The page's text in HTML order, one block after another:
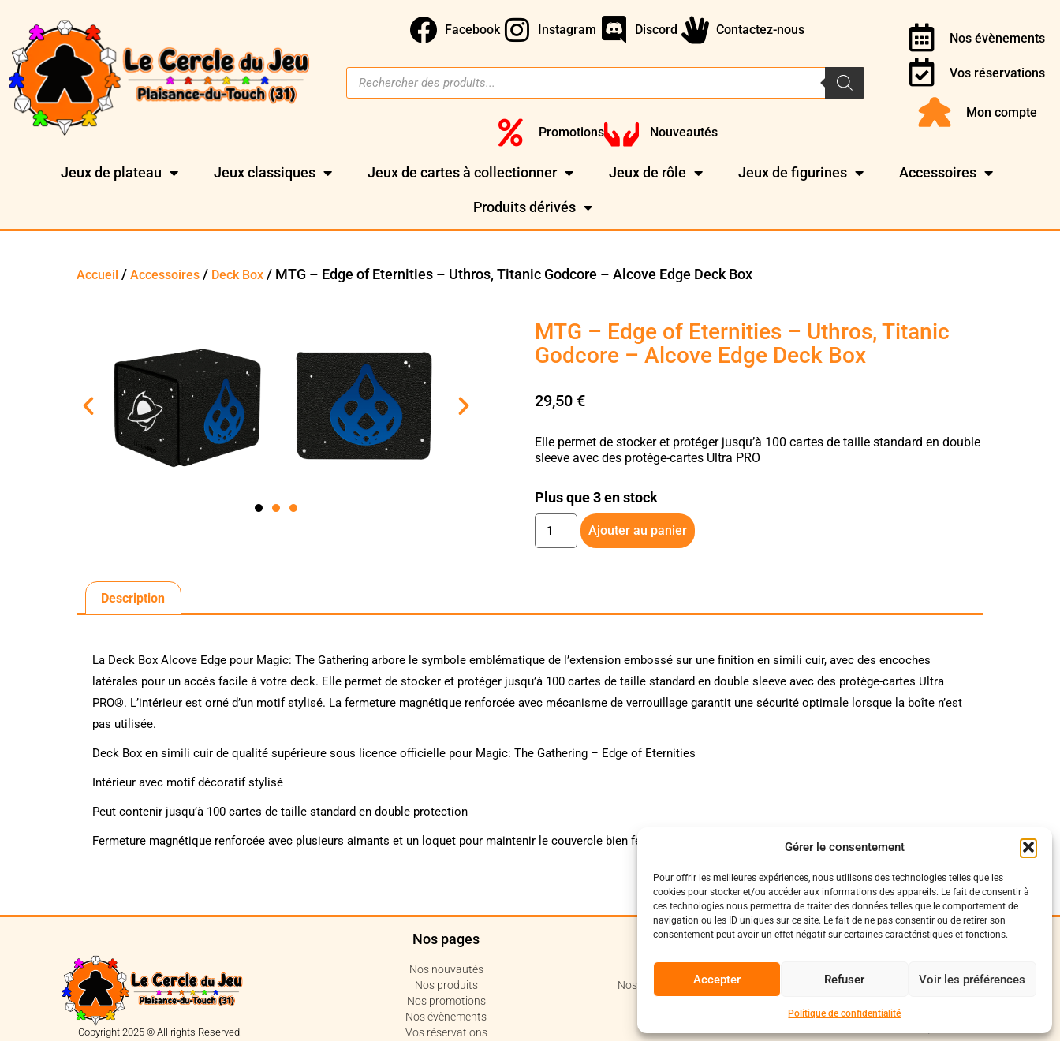
Gérer le consentement
Pour offrir les meilleures expériences, nous utilisons des technologies telles que les
cookies pour stocker et/ou accéder aux informations des appareils. Le fait de consentir à
ces technologies nous permettra de traiter des données telles que le comportement de
navigation ou les ID uniques sur ce site. Le fait de ne pas consentir ou de retirer son
consentement peut avoir un effet négatif sur certaines caractéristiques et fonctions.
Accepter Refuser Voir les préférences
Politique de confidentialité
Facebook Instagram Discord Contactez-nous
Promotions Nouveautés
Nos évènements
Vos réservations
Mon compte
Jeux de plateau Jeux classiques Jeux de cartes à collectionner Jeux de rôle Jeux de figurines Accessoires
Produits dérivés
Accueil /Accessoires / Deck Box / MTG – Edge of Eternities – Uthros, Titanic Godcore – Alcove Edge Deck Box
MTG – Edge of Eternities – Uthros, Titanic
Godcore – Alcove Edge Deck Box
29,50 €
Elle permet de stocker et protéger jusqu’à 100 cartes de taille standard en double
sleeve avec des protège-cartes Ultra PRO
Plus que 3 en stock
Ajouter au panier
Description
La Deck Box Alcove Edge pour Magic: The Gathering arbore le symbole emblématique de l’extension embossé sur une finition en simili cuir, avec des encoches
latérales pour un accès facile à votre deck. Elle permet de stocker et protéger jusqu’à 100 cartes de taille standard en double sleeve avec des protège-cartes Ultra
PRO®. L’intérieur est orné d’un motif stylisé. La fermeture magnétique renforcée avec mécanisme de verrouillage garantit une sécurité optimale lorsque la boîte n’est
pas utilisée.
Deck Box en simili cuir de qualité supérieure sous licence officielle pour Magic: The Gathering – Edge of Eternities
Intérieur avec motif décoratif stylisé
Peut contenir jusqu’à 100 cartes de taille standard en double protection
Fermeture magnétique renforcée avec plusieurs aimants et un loquet pour maintenir le couvercle bien fermé
Copyright 2025 © All rights Reserved.
Nos pages
Nos nouvautés
Nos produits
Nos promotions
Nos évènements
Vos réservations
Politiques
Politique de confidentialité
Nos conditions de vente et livraison
Suivez-Nous
Facebook